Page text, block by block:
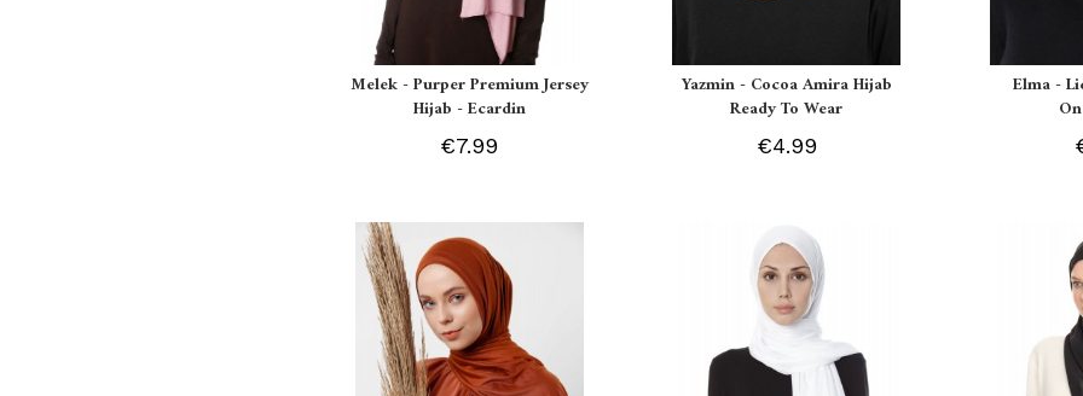
Melek - Purper Premium Jersey
Hijab - Ecardin
€7.99
Yazmin - Cocoa Amira Hijab
Ready To Wear
€4.99
Elma -